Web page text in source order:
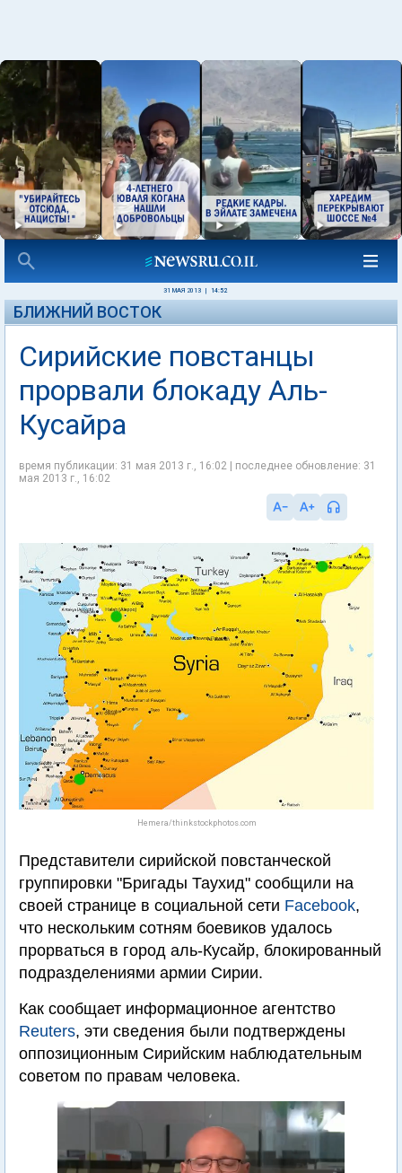
31 МАЯ 2013 14:52
БЛИЖНИЙ ВОСТОК
Сирийские повстанцы
прорвали блокаду Аль-
Кусайра
время публикации: 31 мая 2013 г., 16:02 | последнее обновление: 31
мая 2013 г., 16:02
Hemera/thinkstockphotos.com
Представители сирийской повстанческой
группировки "Бригады Таухид" сообщили на
своей странице в социальной сети Facebook,
что нескольким сотням боевиков удалось
прорваться в город аль-Кусайр, блокированный
подразделениями армии Сирии.
Как сообщает информационное агентство
Reuters, эти сведения были подтверждены
оппозиционным Сирийским наблюдательным
советом по правам человека.